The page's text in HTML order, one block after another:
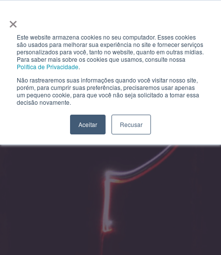
×
Este website armazena cookies no seu computador. Esses cookies
são usados ​​para melhorar sua experiência no site e fornecer serviços
personalizados para você, tanto no website, quanto em outras mídias.
Para saber mais sobre os cookies que usamos, consulte nossa
Política de Privacidade.
Não rastrearemos suas informações quando você visitar nosso site,
porém, para cumprir suas preferências, precisaremos usar apenas
um pequeno cookie, para que você não seja solicitado a tomar essa
decisão novamente.
Aceitar Recusar